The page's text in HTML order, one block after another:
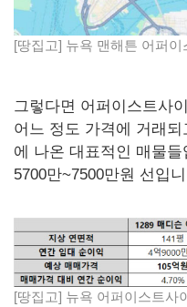
[땅집고] 뉴욕 맨해튼 어퍼
그렇다면 어퍼이스트사
어느 정도 가격에 거래
에 나온 대표적인 매물
5700만~7500만원 선입
[땅집고] 뉴욕 어퍼이스트사